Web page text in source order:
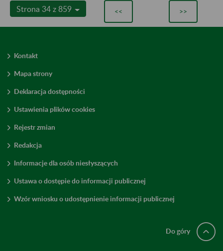
Strona 34 z 859 << >>
Kontakt
Mapa strony
Deklaracja dostępności
Ustawienia plików cookies
Rejestr zmian
Redakcja
Informacje dla osób niesłyszących
Ustawa o dostępie do informacji publicznej
Wzór wniosku o udostępnienie informacji publicznej
Do góry